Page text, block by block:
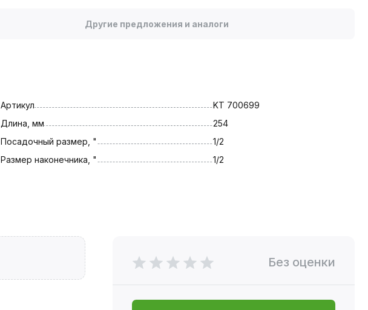
Другие предложения и аналоги
Артикул
KT 700699
Длина, мм
254
Посадочный размер, "
1/2
Размер наконечника, "
1/2
Без оценки